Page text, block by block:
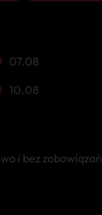
07.08
10.08
i bez zobowiązań